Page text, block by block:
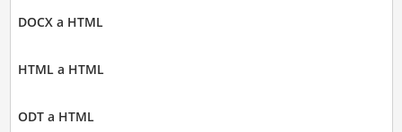
DOCX a HTML
HTML a HTML
ODT a HTML